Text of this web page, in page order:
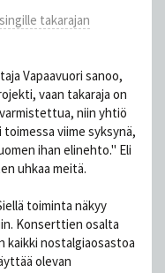
takarajan
Vapaavuori sanoo,
vaan takaraja on
niin yhtiö
viime syksynä,
ihan elinehto." Eli
uhkaa meitä.
toiminta näkyy
Konserttien osalta
kaikki nostalgiaosastoa
olevan